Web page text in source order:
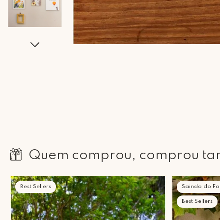
Quem comprou, comprou
Best Sellers Saindo do
Best Sellers